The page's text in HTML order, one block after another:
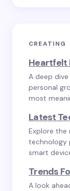
CREATING
Heartfelt
A deep
personal
most
Latest
Explore the
technology
smart
Trends
A look